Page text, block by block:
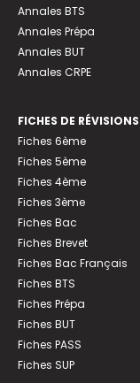
Annales BTS
Annales Prépa
Annales BUT
Annales CRPE
FICHES DE RÉVISIONS
Fiches 6ème
Fiches 5ème
Fiches 4ème
Fiches 3ème
Fiches Bac
Fiches Brevet
Fiches Bac Français
Fiches BTS
Fiches Prépa
Fiches BUT
Fiches PASS
Fiches SUP